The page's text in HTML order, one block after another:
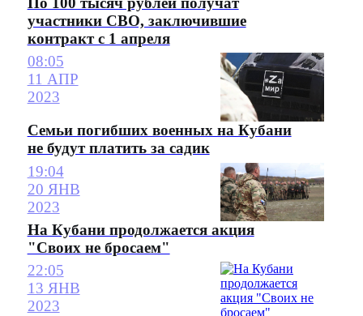
участники СВО, заключившие
контракт с 1 апреля
08:05
11 АПР
2023
Семьи погибших военных на Кубани
не будут платить за садик
19:04
20 ЯНВ
2023
На Кубани продолжается акция
"Своих не бросаем"
22:05
13 ЯНВ
2023